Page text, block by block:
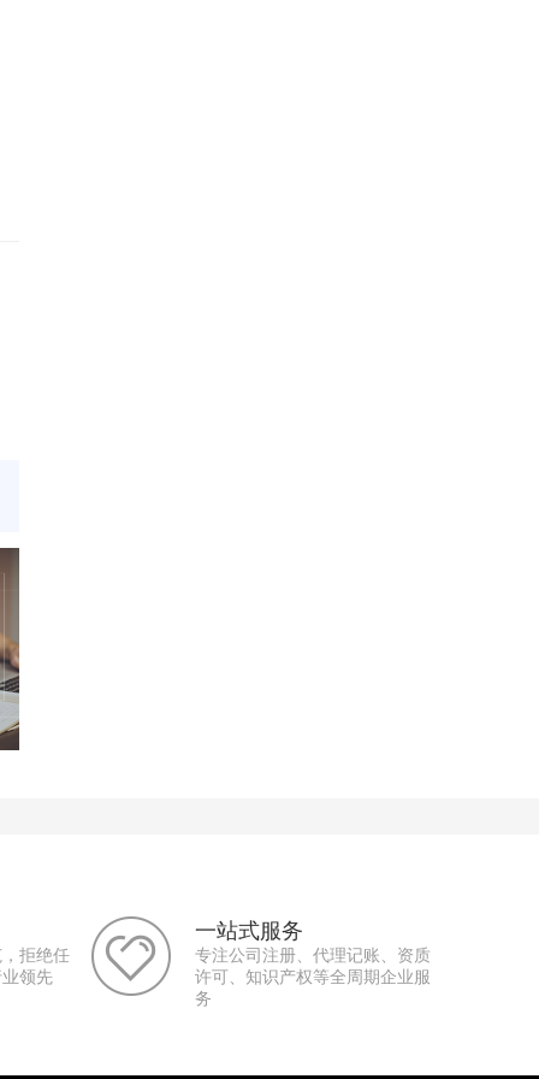
拒绝任
领先
一站式服务
专注公司注册、代理记账、资质
许可、知识产权等全周期企业服
务